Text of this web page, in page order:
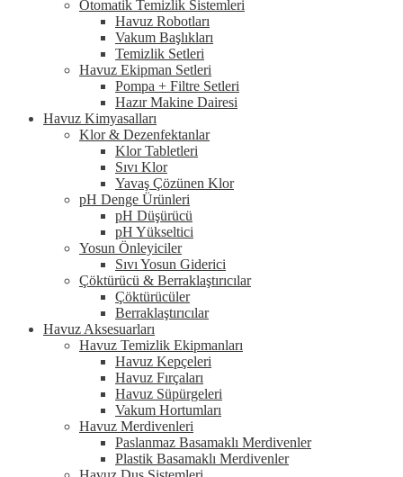
Otomatik Temizlik Sistemleri
Havuz Robotları
Vakum Başlıkları
Temizlik Setleri
Havuz Ekipman Setleri
Pompa + Filtre Setleri
Hazır Makine Dairesi
Havuz Kimyasalları
Klor & Dezenfektanlar
Klor Tabletleri
Sıvı Klor
Yavaş Çözünen Klor
pH Denge Ürünleri
pH Düşürücü
pH Yükseltici
Yosun Önleyiciler
Sıvı Yosun Giderici
Çöktürücü & Berraklaştırıcılar
Çöktürücüler
Berraklaştırıcılar
Havuz Aksesuarları
Havuz Temizlik Ekipmanları
Havuz Kepçeleri
Havuz Fırçaları
Havuz Süpürgeleri
Vakum Hortumları
Havuz Merdivenleri
Paslanmaz Basamaklı Merdivenler
Plastik Basamaklı Merdivenler